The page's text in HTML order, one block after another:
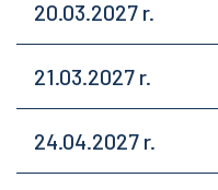
20.03.2027 r.
21.03.2027 r.
24.04.2027 r.